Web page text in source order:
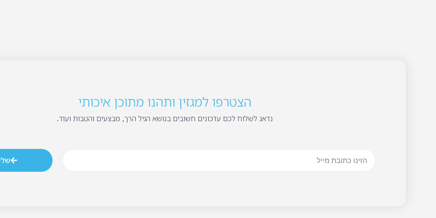
הצטרפו למגזין ותהנו מתוכן איכותי
נדאג לשלוח לכם עדכונים חשובים בנושא הגיל הרך, מבצעים והטבות ועוד.